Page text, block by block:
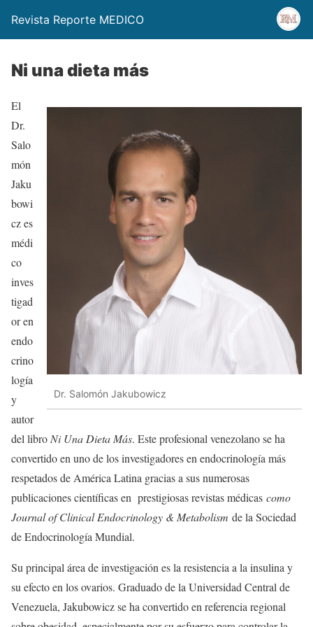
Revista Reporte MEDICO
Ni una dieta más
Dr. Salomón Jakubowicz
El
Dr.
Salo
món
Jaku
bowi
cz es
médi
co
inves
tigad
or en
endo
crino
logía
y
autor
del libro Ni Una Dieta Más. Este profesional venezolano se ha
convertido en uno de los investigadores en endocrinología más
respetados de América Latina gracias a sus numerosas
publicaciones científicas en prestigiosas revistas médicas como
Journal of Clinical Endocrinology & Metabolism de la Sociedad
de Endocrinología Mundial.
Su principal área de investigación es la resistencia a la insulina y
su efecto en los ovarios. Graduado de la Universidad Central de
Venezuela, Jakubowicz se ha convertido en referencia regional